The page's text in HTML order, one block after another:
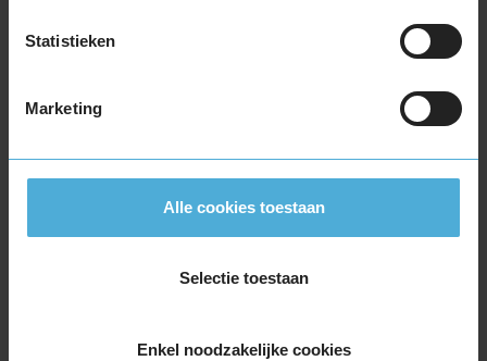
Statistieken
Marketing
Alle cookies toestaan
Selectie toestaan
Enkel noodzakelijke cookies
HYUNDAI i10 1.1 -/iRDE HB 4-cil. B 69pk
eentje een spijker na 2 weken, maar daar